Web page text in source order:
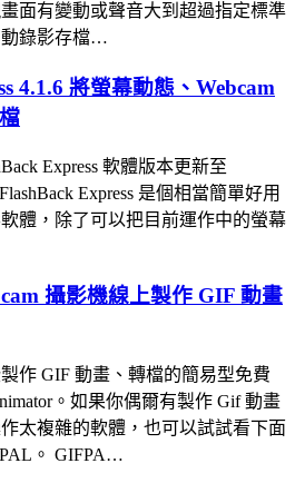
面有變動或聲音大到超過指定標準
動錄影存檔…
4.1.6 將螢幕動態、Webcam
Express 軟體版本更新至
Express 是個相當簡單好用
體，除了可以把目前運作中的螢幕
攝影機線上製作 GIF 動畫
作 GIF 動畫、轉檔的簡易型免費
。如果你偶爾有製作 Gif 動畫
太複雜的軟體，也可以試試看下面
。 GIFPA…